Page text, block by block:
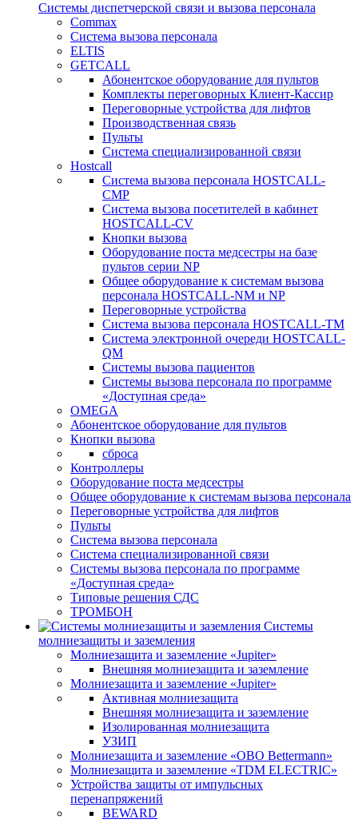
Системы диспетчерской связи и вызова персонала
Commax
Cистема вызова персонала
ELTIS
GETCALL
Абонентское оборудование для пультов
Комплекты переговорных Клиент-Кассир
Переговорные устройства для лифтов
Производственная связь
Пульты
Система специализированной связи
Hostcall
Cистема вызова персонала HOSTCALL-
CMP
Cистема вызова посетителей в кабинет
HOSTCALL-CV
Кнопки вызова
Оборудование поста медсестры на базе
пультов серии NP
Общее оборудование к системам вызова
персонала HOSTCALL-NM и NP
Переговорные устройства
Система вызова персонала HOSTCALL-TM
Система электронной очереди HOSTCALL-
QM
Системы вызова пациентов
Системы вызова персонала по программе
«Доступная среда»
OMEGA
Абонентское оборудование для пультов
Кнопки вызова
сброса
Контроллеры
Оборудование поста медсестры
Общее оборудование к системам вызова персонала
Переговорные устройства для лифтов
Пульты
Система вызова персонала
Система специализированной связи
Системы вызова персонала по программе
«Доступная среда»
Типовые решения СДС
ТРОМБОН
Системы
молниезащиты и заземления
Молниезащита и заземление «Jupiter»
Внешняя молниезащита и заземление
Молниезащита и заземление «Jupiter»
Активная молниезащита
Внешняя молниезащита и заземление
Изолированная молниезащита
УЗИП
Молниезащита и заземление «OBO Bettermann»
Молниезащита и заземление «TDM ЕLECTRIC»
Устройства защиты от импульсных
перенапряжений
BEWARD